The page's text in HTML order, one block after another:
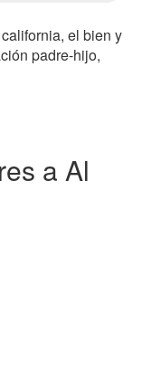
el bien y
padre-hijo,
a Al